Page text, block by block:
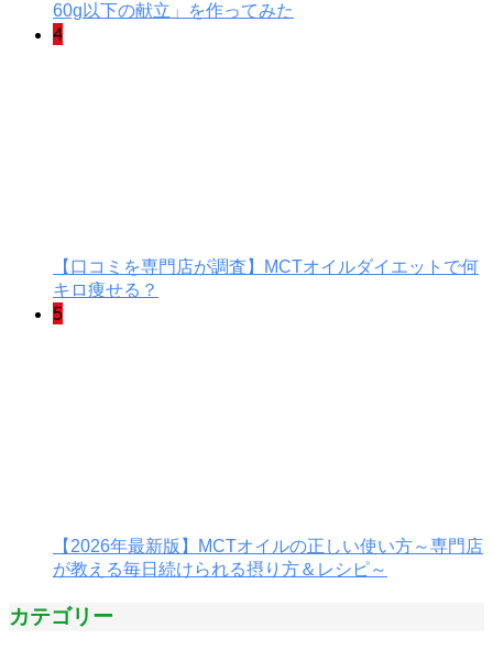
60g以下の献立」を作ってみた
4
【口コミを専門店が調査】MCTオイルダイエットで何
キロ痩せる？
5
【2026年最新版】MCTオイルの正しい使い方～専門店
が教える毎日続けられる摂り方＆レシピ～
カテゴリー